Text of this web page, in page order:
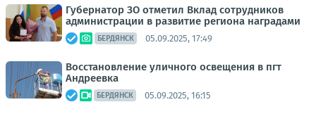
Губернатор ЗО отметил Вклад сотрудников
администрации в развитие региона наградами
БЕРДЯНСК 05.09.2025, 17:49
Восстановление уличного освещения в пгт
Андреевка
БЕРДЯНСК 05.09.2025, 16:15